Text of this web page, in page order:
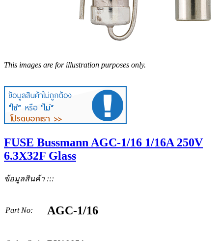
This images are for illustration purposes only.
FUSE Bussmann AGC-1/16 1/16A 250V
6.3X32F Glass
ข้อมูลสินค้า :::
Part No: AGC-1/16